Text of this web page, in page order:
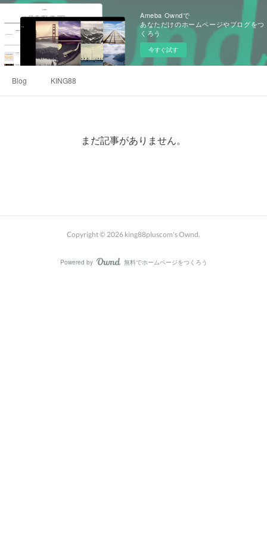
Ameba Owndで
あなただけのホームページやブログをつ
くろう
今すぐ試す
Blog KING88
まだ記事がありません。
Copyright © 2026 king88pluscom's Ownd.
Powered by AmebaOwnd
無料でホームページをつくろう